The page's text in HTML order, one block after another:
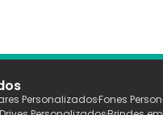
PersonalizadosFones